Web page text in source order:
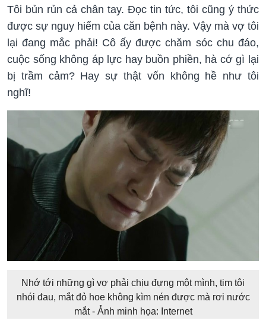
Tôi bủn rủn cả chân tay. Đọc tin tức, tôi cũng ý thức
được sự nguy hiểm của căn bệnh này. Vậy mà vợ tôi
lại đang mắc phải! Cô ấy được chăm sóc chu đáo,
cuộc sống không áp lực hay buồn phiền, hà cớ gì lại
bị trầm cảm? Hay sự thật vốn không hề như tôi
nghĩ!
Nhớ tới những gì vợ phải chịu đựng một mình, tim tôi
nhói đau, mắt đỏ hoe không kìm nén được mà rơi nước
mắt - Ảnh minh họa: Internet